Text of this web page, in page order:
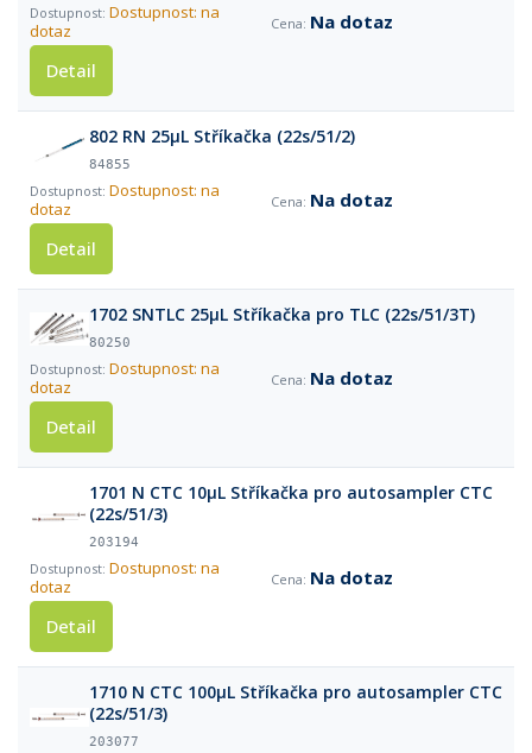
Dostupnost: na
dotaz
Na dotaz
Detail
802 RN 25µL Stříkačka (22s/51/2)
84855
Dostupnost: na
dotaz
Na dotaz
Detail
1702 SNTLC 25µL Stříkačka pro TLC (22s/51/3T)
80250
Dostupnost: na
dotaz
Na dotaz
Detail
1701 N CTC 10µL Stříkačka pro autosampler CTC
(22s/51/3)
203194
Dostupnost: na
dotaz
Na dotaz
Detail
1710 N CTC 100µL Stříkačka pro autosampler CTC
(22s/51/3)
203077